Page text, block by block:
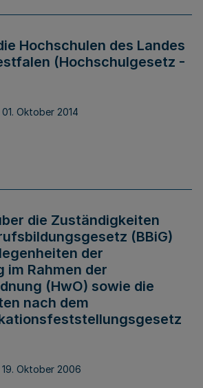
Hochschulen des Landes
(Hochschulgesetz -
Oktober 2014
die Zuständigkeiten
(BBiG)
der
im Rahmen der
(HwO) sowie die
nach dem
19. Oktober 2006